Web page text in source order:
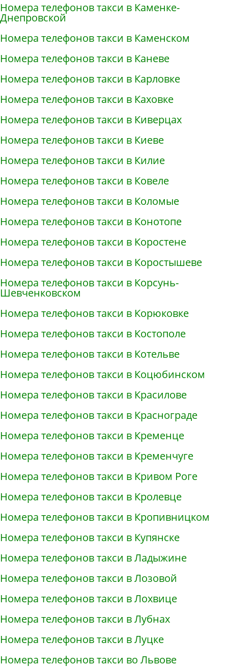
Номера телефонов такси в Каменке-
Днепровской
Номера телефонов такси в Каменском
Номера телефонов такси в Каневе
Номера телефонов такси в Карловке
Номера телефонов такси в Каховке
Номера телефонов такси в Киверцах
Номера телефонов такси в Киеве
Номера телефонов такси в Килие
Номера телефонов такси в Ковеле
Номера телефонов такси в Коломые
Номера телефонов такси в Конотопе
Номера телефонов такси в Коростене
Номера телефонов такси в Коростышеве
Номера телефонов такси в Корсунь-
Шевченковском
Номера телефонов такси в Корюковке
Номера телефонов такси в Костополе
Номера телефонов такси в Котельве
Номера телефонов такси в Коцюбинском
Номера телефонов такси в Красилове
Номера телефонов такси в Краснограде
Номера телефонов такси в Кременце
Номера телефонов такси в Кременчуге
Номера телефонов такси в Кривом Роге
Номера телефонов такси в Кролевце
Номера телефонов такси в Кропивницком
Номера телефонов такси в Купянске
Номера телефонов такси в Ладыжине
Номера телефонов такси в Лозовой
Номера телефонов такси в Лохвице
Номера телефонов такси в Лубнах
Номера телефонов такси в Луцке
Номера телефонов такси во Львове